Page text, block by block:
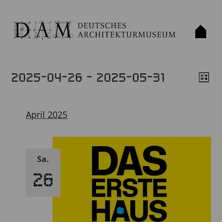
VERANSTALTUNGEN Liste
2025-04-26 - 2025-05-31
wählen.April 2025
Sa.
26